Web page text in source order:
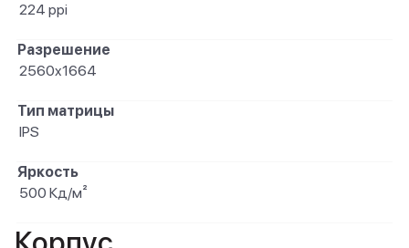
224 ppi
Разрешение
2560x1664
Тип матрицы
IPS
Яркость
500 Кд/м²